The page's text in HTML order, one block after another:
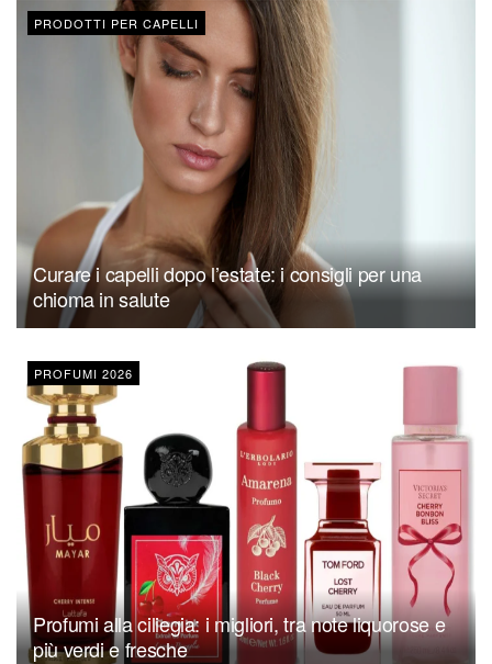
PRODOTTI PER CAPELLI
Curare i capelli dopo l’estate: i consigli per una
chioma in salute
PROFUMI 2026
Profumi alla ciliegia: i migliori, tra note liquorose e
più verdi e fresche